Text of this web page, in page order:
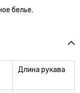
белье.
Длина рукава